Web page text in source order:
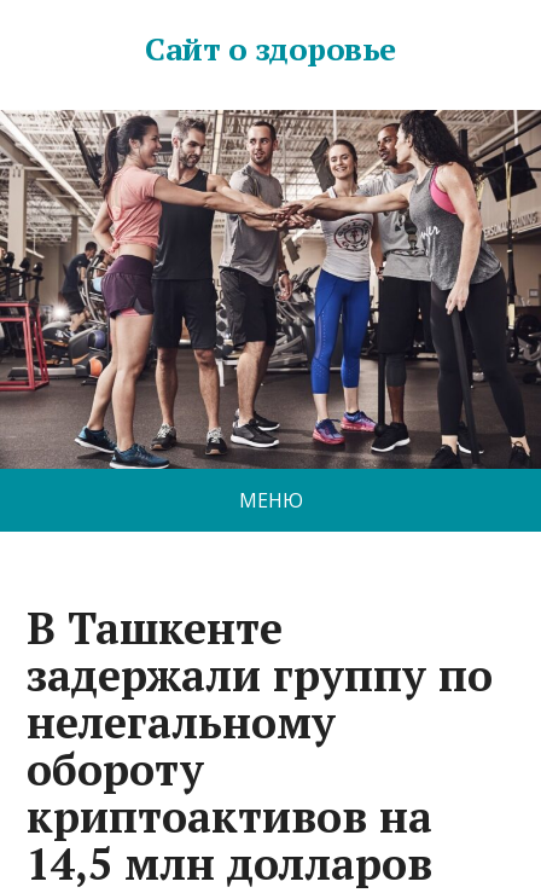
Сайт о здоровье
МЕНЮ
В Ташкенте
задержали группу по
нелегальному
обороту
криптоактивов на
14,5 млн долларов